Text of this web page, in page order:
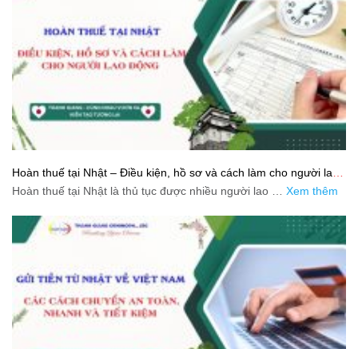
Hoàn thuế tại Nhật – Điều kiện, hồ sơ và cách làm cho người lao
động
Hoàn thuế tại Nhật là thủ tục được nhiều người lao … Xem thêm